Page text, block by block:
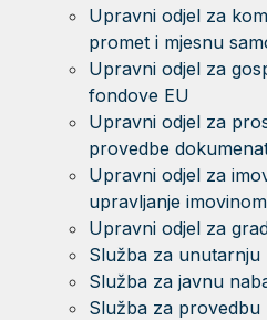
Upravni odjel za
promet i mjesnu
Upravni odjel za
fondove EU
Upravni odjel za
provedbe
Upravni odjel za
upravljanje imovinom
Upravni odjel za
Služba za unutarnju
Služba za javnu
Služba za provedbu